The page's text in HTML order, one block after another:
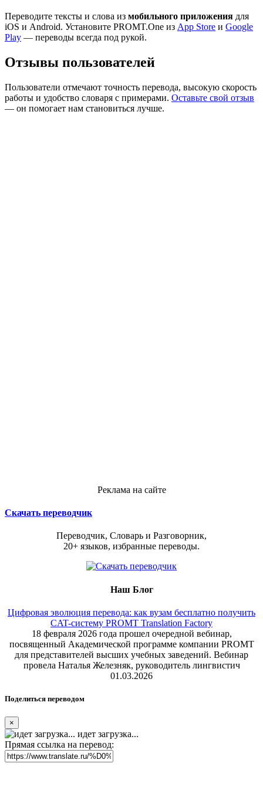
Переводите тексты и слова из мобильного приложения для
iOS и Android. Установите PROMT.One из App Store и Google
Play — переводы всегда под рукой.
Отзывы пользователей
Пользователи отмечают точность перевода, высокую скорость
работы и удобство словаря с примерами. Оставьте свой отзыв
— он помогает нам становиться лучше.
Реклама на сайте
Скачать переводчик
Переводчик, Словарь и Разговорник,
20+ языков, избранные переводы.
Наш Блог
Цифровая эволюция перевода: как вузам бесплатно получить
CAT-систему PROMT Translation Factory
18 февраля 2026 года прошел очередной вебинар,
посвященный Академической программе компании PROMT
для представителей высших учебных заведений. Вебинар
провела Наталья Железняк, руководитель лингвистич
01.03.2026
Поделиться переводом
×
идет загрузка...
Прямая ссылка на перевод: